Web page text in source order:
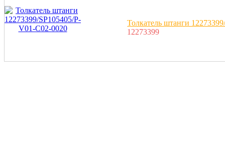
Толкатель штанги
12273399